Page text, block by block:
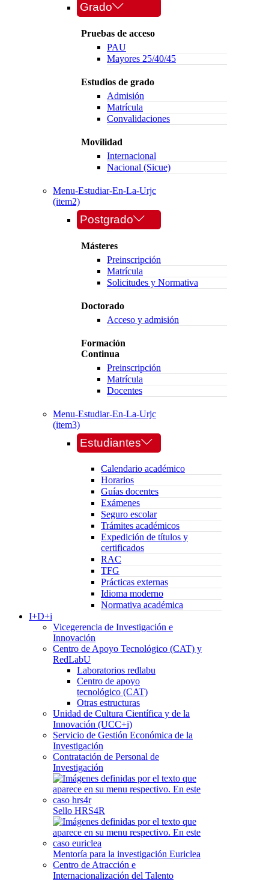
Grado
Pruebas de acceso
PAU
Mayores 25/40/45
Estudios de grado
Admisión
Matrícula
Convalidaciones
Movilidad
Internacional
Nacional (Sicue)
Menu-Estudiar-En-La-Urjc
(item2)
Postgrado
Másteres
Preinscripción
Matrícula
Solicitudes y Normativa
Doctorado
Acceso y admisión
Formación
Continua
Preinscripción
Matrícula
Docentes
Menu-Estudiar-En-La-Urjc
(item3)
Estudiantes
Calendario académico
Horarios
Guías docentes
Exámenes
Seguro escolar
Trámites académicos
Expedición de títulos y
certificados
RAC
TFG
Prácticas externas
Idioma moderno
Normativa académica
I+D+i
Vicegerencia de Investigación e
Innovación
Centro de Apoyo Tecnológico (CAT) y
RedLabU
Laboratorios redlabu
Centro de apoyo
tecnológico (CAT)
Otras estructuras
Unidad de Cultura Científica y de la
Innovación (UCC+i)
Servicio de Gestión Económica de la
Investigación
Contratación de Personal de
Investigación
Sello HRS4R
Mentoría para la investigación Euriclea
Centro de Atracción e
Internacionalización del Talento